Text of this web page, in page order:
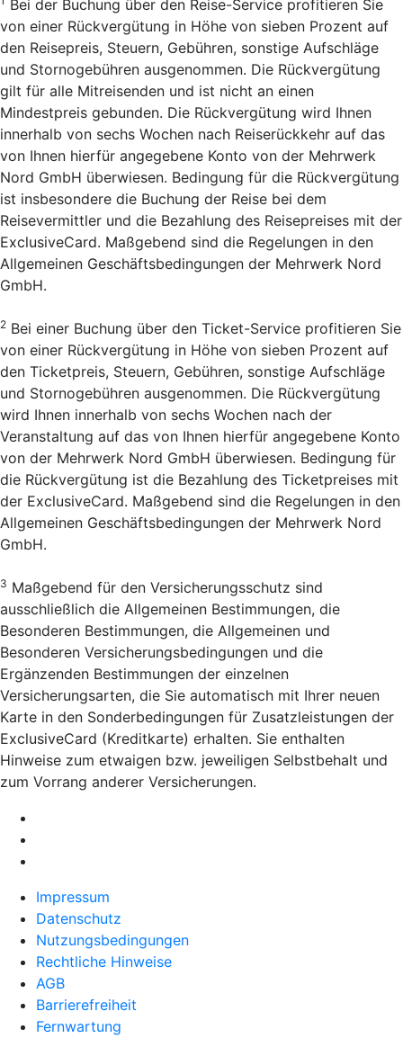
Bei der Buchung über den Reise-Service profitieren Sie
von einer Rückvergütung in Höhe von sieben Prozent auf
den Reisepreis, Steuern, Gebühren, sonstige Aufschläge
und Stornogebühren ausgenommen. Die Rückvergütung
gilt für alle Mitreisenden und ist nicht an einen
Mindestpreis gebunden. Die Rückvergütung wird Ihnen
innerhalb von sechs Wochen nach Reiserückkehr auf das
von Ihnen hierfür angegebene Konto von der Mehrwerk
Nord GmbH überwiesen. Bedingung für die Rückvergütung
ist insbesondere die Buchung der Reise bei dem
Reisevermittler und die Bezahlung des Reisepreises mit der
ExclusiveCard. Maßgebend sind die Regelungen in den
Allgemeinen Geschäftsbedingungen der Mehrwerk Nord
GmbH.
2 Bei einer Buchung über den Ticket-Service profitieren Sie
von einer Rückvergütung in Höhe von sieben Prozent auf
den Ticketpreis, Steuern, Gebühren, sonstige Aufschläge
und Stornogebühren ausgenommen. Die Rückvergütung
wird Ihnen innerhalb von sechs Wochen nach der
Veranstaltung auf das von Ihnen hierfür angegebene Konto
von der Mehrwerk Nord GmbH überwiesen. Bedingung für
die Rückvergütung ist die Bezahlung des Ticketpreises mit
der ExclusiveCard. Maßgebend sind die Regelungen in den
Allgemeinen Geschäftsbedingungen der Mehrwerk Nord
GmbH.
3 Maßgebend für den Versicherungsschutz sind
ausschließlich die Allgemeinen Bestimmungen, die
Besonderen Bestimmungen, die Allgemeinen und
Besonderen Versicherungsbedingungen und die
Ergänzenden Bestimmungen der einzelnen
Versicherungsarten, die Sie automatisch mit Ihrer neuen
Karte in den Sonderbedingungen für Zusatzleistungen der
ExclusiveCard (Kreditkarte) erhalten. Sie enthalten
Hinweise zum etwaigen bzw. jeweiligen Selbstbehalt und
zum Vorrang anderer Versicherungen.
Impressum
Datenschutz
Nutzungsbedingungen
Rechtliche Hinweise
AGB
Barrierefreiheit
Fernwartung